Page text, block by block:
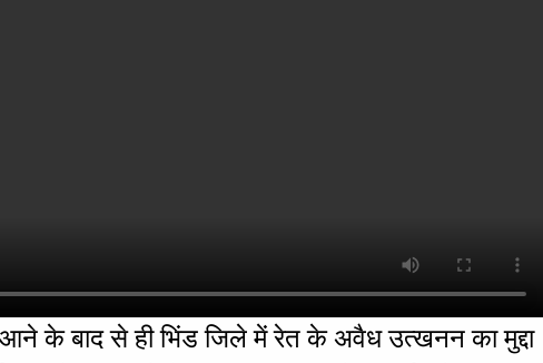
के बाद से ही भिंड जिले में रेत के अवैध उत्खनन का मुद्दा